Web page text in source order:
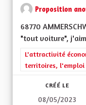
Proposition
68770
"tout voiture",
Filtrer les résultats
L'attractivité
territoires, l'emploi
CRÉÉ LE
08/05/2023